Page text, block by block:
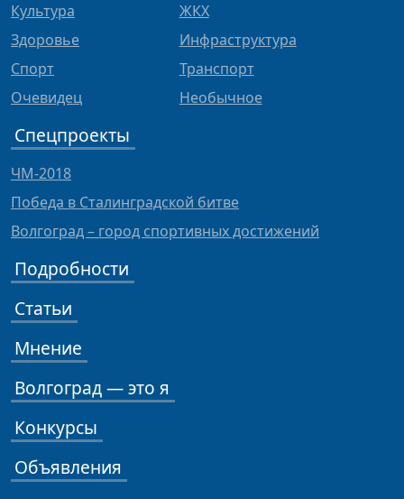
Культура
Здоровье
Спорт
Очевидец
ЖКХ
Инфраструктура
Транспорт
Необычное
Спецпроекты
ЧМ-2018
Победа в Сталинградской битве
Волгоград – город спортивных достижений
Подробности
Статьи
Мнение
Волгоград — это я
Конкурсы
Объявления